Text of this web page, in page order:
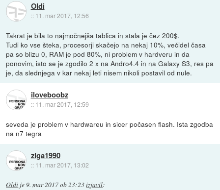
Oldi
:: 11. mar 2017, 12:56
Takrat je bila to najmočnejša tablica in stala je čez 200$.
Tudi ko vse šteka, procesorji skačejo na nekaj 10%, večidel časa
pa so blizu 0, RAM je pod 80%, ni problem v hardveru in da
ponovim, isto se je zgodilo 2 x na Andro4.4 in na Galaxy S3, res pa
je, da slednjega v kar nekaj leti nisem nikoli postavil od nule.
iloveboobz
:: 11. mar 2017, 12:59
seveda je problem v hardwareu in sicer počasen flash. Ista zgodba
na n7 tegra
ziga1990
:: 11. mar 2017, 13:02
Oldi je9. mar 2017 ob 23:23izjavil: